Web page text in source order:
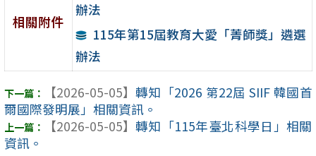
相關附件
辦法
115年第15屆教育大愛「菁師獎」遴選
辦法
【2026-05-05】 轉知「2026 第22屆 SIIF 韓國首
爾國際發明展」相關資訊。
【2026-05-05】 轉知「115年臺北科學日」相關
資訊。